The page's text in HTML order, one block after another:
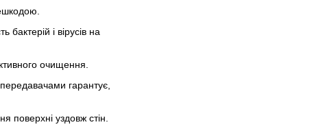
і вірусів на
очищення.
гарантує,
поверхні уздовж стін.